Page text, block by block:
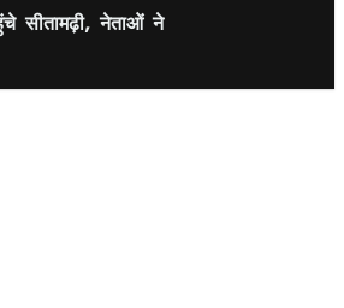
सीतामढ़ी, नेताओं ने